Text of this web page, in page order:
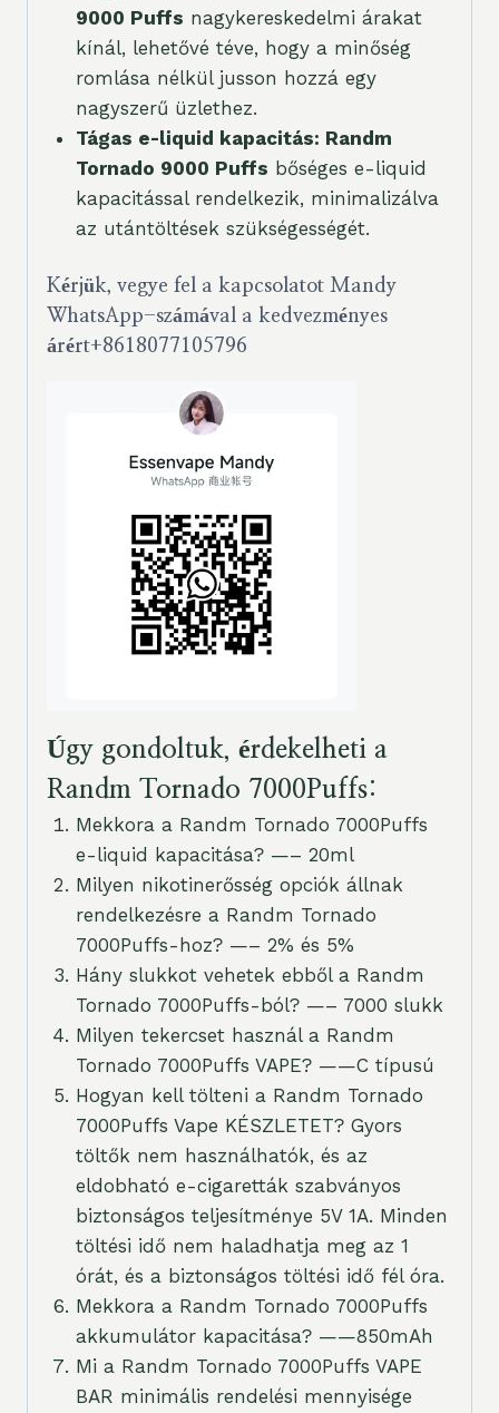
9000 Puffs nagykereskedelmi árakat
kínál, lehetővé téve, hogy a minőség
romlása nélkül jusson hozzá egy
nagyszerű üzlethez.
Tágas e-liquid kapacitás: Randm
Tornado 9000 Puffs bőséges e-liquid
kapacitással rendelkezik, minimalizálva
az utántöltések szükségességét.
Kérjük, vegye fel a kapcsolatot Mandy
WhatsApp-számával a kedvezményes
árért+8618077105796
Úgy gondoltuk, érdekelheti a
Randm Tornado 7000Puffs:
Mekkora a Randm Tornado 7000Puffs
e-liquid kapacitása? —– 20ml
Milyen nikotinerősség opciók állnak
rendelkezésre a Randm Tornado
7000Puffs-hoz? —– 2% és 5%
Hány slukkot vehetek ebből a Randm
Tornado 7000Puffs-ból? —– 7000 slukk
Milyen tekercset használ a Randm
Tornado 7000Puffs VAPE? ——C típusú
Hogyan kell tölteni a Randm Tornado
7000Puffs Vape KÉSZLETET? Gyors
töltők nem használhatók, és az
eldobható e-cigaretták szabványos
biztonságos teljesítménye 5V 1A. Minden
töltési idő nem haladhatja meg az 1
órát, és a biztonságos töltési idő fél óra.
Mekkora a Randm Tornado 7000Puffs
akkumulátor kapacitása? ——850mAh
Mi a Randm Tornado 7000Puffs VAPE
BAR minimális rendelési mennyisége